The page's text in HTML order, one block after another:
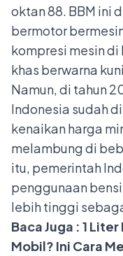
oktan 88. BBM ini
bermotor
kompresi mesin di
khas berwarna
Namun, di tahun
Indonesia sudah
kenaikan harga
melambung di
itu, pemerintah
penggunaan
lebih tinggi
Baca Juga : 1
Mobil? Ini Cara